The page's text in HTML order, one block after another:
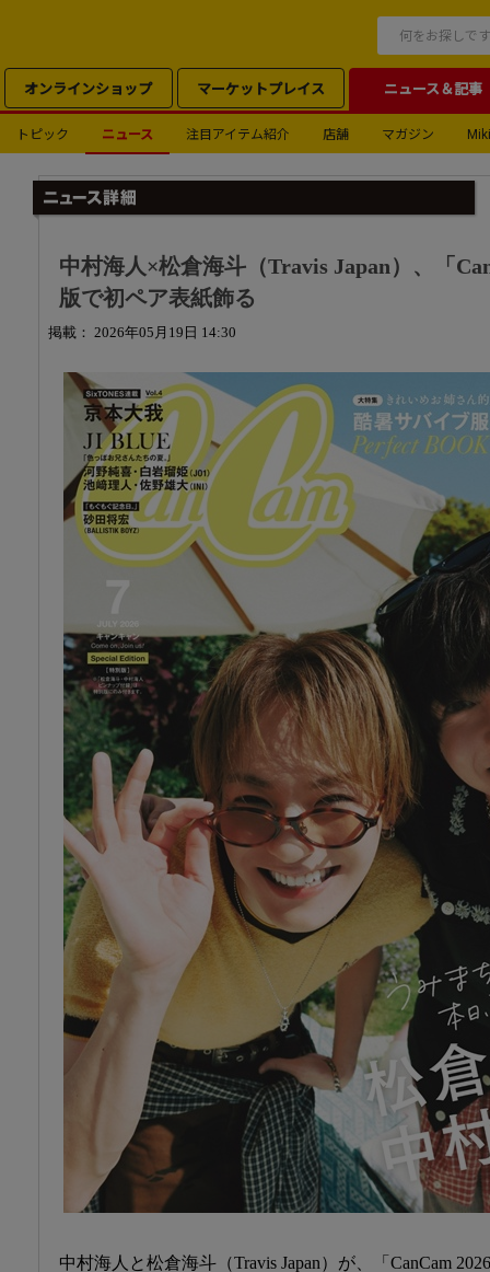
オンラインショップ マーケットプレイス ニュース＆記事
トピック ニュース 注目アイテム紹介 店舗 マガジン
中村海人×松倉海斗（Travis Japan）、「
版で初ペア表紙飾る
掲載： 2026年05月19日 14:30
中村海人と松倉海斗（Travis Japan）が、「CanCam